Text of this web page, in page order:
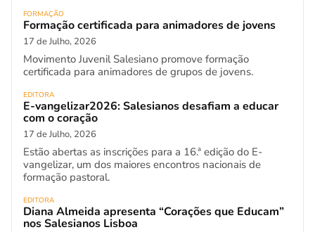
FORMAÇÃO
Formação certificada para animadores de jovens
17 de Julho, 2026
Movimento Juvenil Salesiano promove formação
certificada para animadores de grupos de jovens.
EDITORA
E-vangelizar2026: Salesianos desafiam a educar
com o coração
17 de Julho, 2026
Estão abertas as inscrições para a 16.ª edição do E-
vangelizar, um dos maiores encontros nacionais de
formação pastoral.
EDITORA
Diana Almeida apresenta “Corações que Educam”
nos Salesianos Lisboa